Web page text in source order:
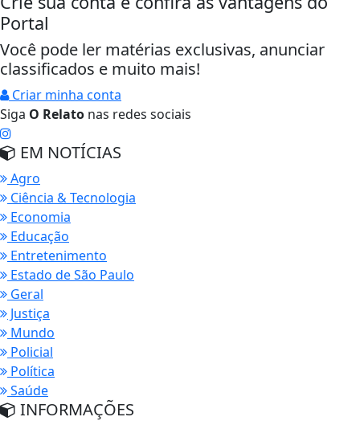
Portal
Você pode ler matérias exclusivas, anunciar
classificados e muito mais!
Criar minha conta
Siga O Relato nas redes sociais
EM NOTÍCIAS
Agro
Ciência & Tecnologia
Economia
Educação
Entretenimento
Estado de São Paulo
Geral
Justiça
Mundo
Policial
Política
Saúde
INFORMAÇÕES